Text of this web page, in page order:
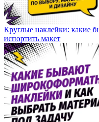
Круглые наклейки: какие
испортить макет